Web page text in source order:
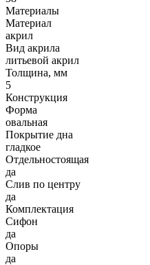
Материалы
Материал
акрил
Вид акрила
литьевой акрил
Толщина, мм
5
Конструкция
Форма
овальная
Покрытие дна
гладкое
Отдельностоящая
да
Слив по центру
да
Комплектация
Сифон
да
Опоры
да